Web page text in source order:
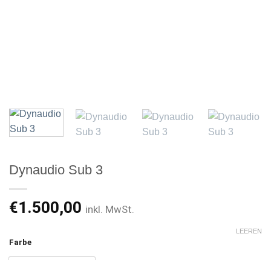
Dynaudio Sub 3
€1.500,00 inkl. MwSt.
Farbe
LEEREN